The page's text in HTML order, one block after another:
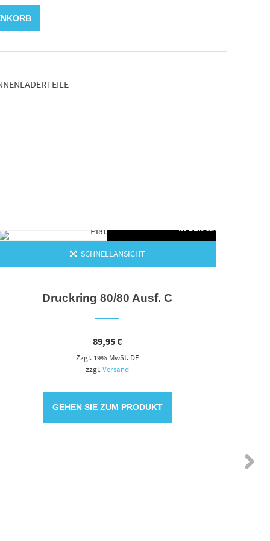
IN DEN WARENKORB
SCHNELLANSICHT
Druckring 80/80 Ausf. C
89,95€
Zzgl. 19% MwSt. DE
zzgl.Versand
GEHEN SIE ZUM PRODUKT